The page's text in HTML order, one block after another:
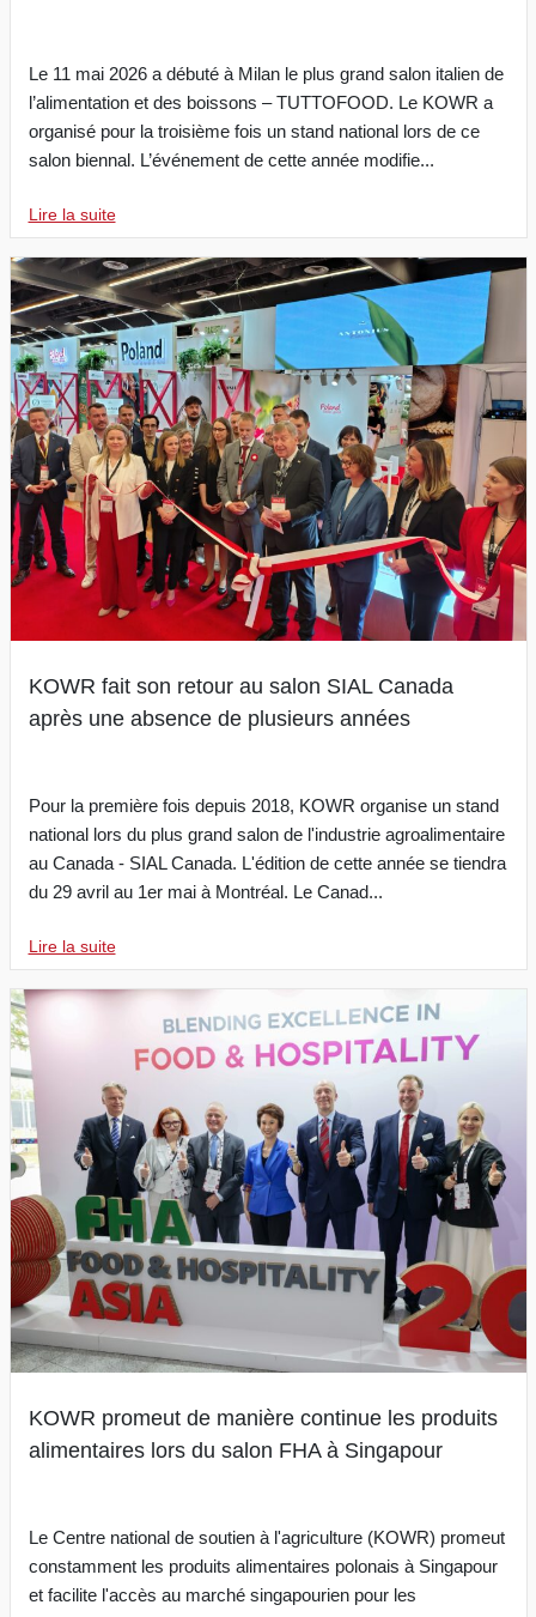
Le 11 mai 2026 a débuté à Milan le plus grand salon italien de
l’alimentation et des boissons – TUTTOFOOD. Le KOWR a
organisé pour la troisième fois un stand national lors de ce
salon biennal. L’événement de cette année modifie...
Lire la suite
KOWR fait son retour au salon SIAL Canada
après une absence de plusieurs années
Pour la première fois depuis 2018, KOWR organise un stand
national lors du plus grand salon de l'industrie agroalimentaire
au Canada - SIAL Canada. L'édition de cette année se tiendra
du 29 avril au 1er mai à Montréal. Le Canad...
Lire la suite
KOWR promeut de manière continue les produits
alimentaires lors du salon FHA à Singapour
Le Centre national de soutien à l'agriculture (KOWR) promeut
constamment les produits alimentaires polonais à Singapour
et facilite l'accès au marché singapourien pour les